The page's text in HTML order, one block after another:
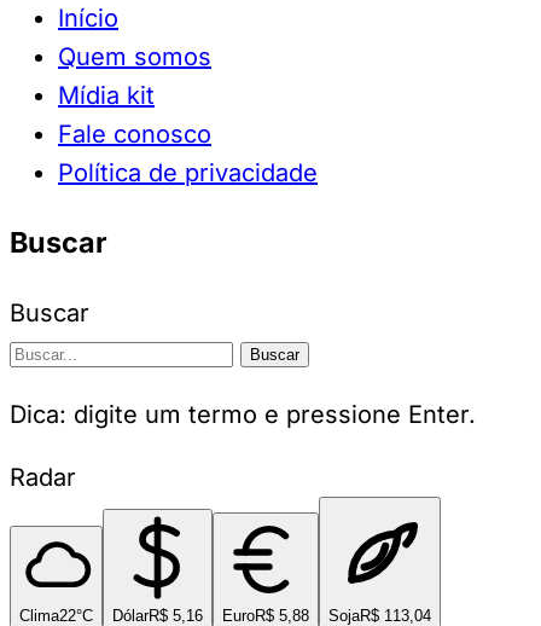
Início
Quem somos
Mídia kit
Fale conosco
Política de privacidade
Buscar
Buscar
Buscar
Dica: digite um termo e pressione Enter.
Radar
Clima22°C DólarR$ 5,16 EuroR$ 5,88 SojaR$ 113,04